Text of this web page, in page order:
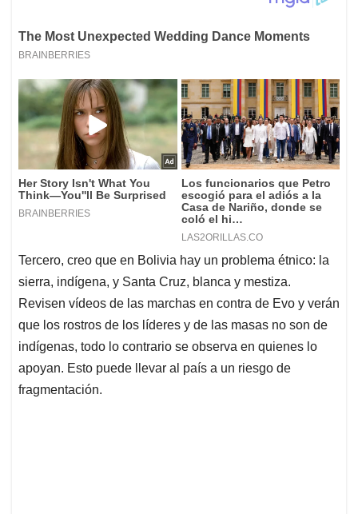
Tercero, creo que en Bolivia hay un problema étnico: la
sierra, indígena, y Santa Cruz, blanca y mestiza.
Revisen vídeos de las marchas en contra de Evo y verán
que los rostros de los líderes y de las masas no son de
indígenas, todo lo contrario se observa en quienes lo
apoyan. Esto puede llevar al país a un riesgo de
fragmentación.